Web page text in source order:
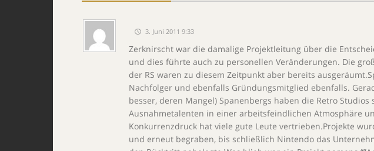
3. Juni 2011 9:33
Zerknirscht war die damalige Projektleitung über die
und dies führte auch zu personellen Veränderungen. Die
der RS waren zu diesem Zeitpunkt aber bereits
Nachfolger und ebenfalls Gründungsmitglied ebenfalls.
besser, deren Mangel) Spanenbergs haben die Retro Studios
Ausnahmetalenten in einer arbeitsfeindlichen Atmosphäre
Konkurrenzdruck hat viele gute Leute vertrieben.Projekte
und erneut begraben, bis schließlich Nintendo das